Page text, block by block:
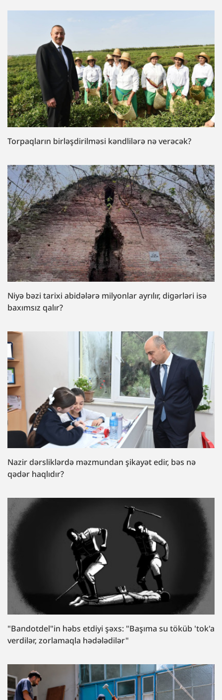
Torpaqların birləşdirilməsi kəndlilərə nə verəcək?
Niyə bəzi tarixi abidələrə milyonlar ayrılır, digərləri isə
baxımsız qalır?
Nazir dərsliklərdə məzmundan şikayət edir, bəs nə
qədər haqlıdır?
"Bandotdel"in həbs etdiyi şəxs: "Başıma su töküb 'tok'a
verdilər, zorlamaqla hədələdilər"